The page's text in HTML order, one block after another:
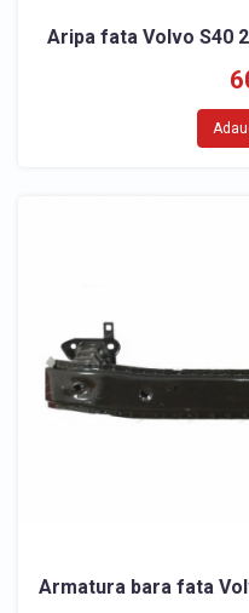
Aripa fata Volvo S40
Armatura bara fata